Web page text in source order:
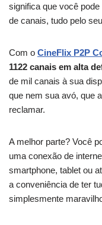
significa que você
de canais, tudo pelo
Com o CineFlix P2P
1122 canais em alta
de mil canais à sua
que nem sua avó, que
reclamar.
A melhor parte? Você
uma conexão de
smartphone, tablet ou
a conveniência de ter
simplesmente